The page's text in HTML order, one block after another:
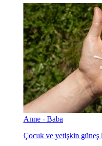
Anne - Baba
Çocuk ve yetişkin güneş